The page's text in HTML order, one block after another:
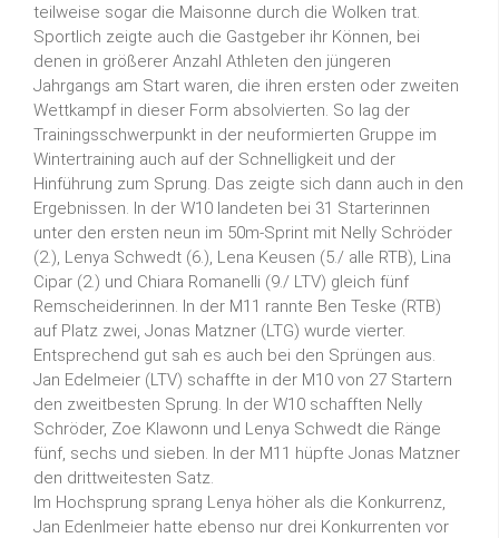
teilweise sogar die Maisonne durch die Wolken trat.
Sportlich zeigte auch die Gastgeber ihr Können, bei
denen in größerer Anzahl Athleten den jüngeren
Jahrgangs am Start waren, die ihren ersten oder zweiten
Wettkampf in dieser Form absolvierten. So lag der
Trainingsschwerpunkt in der neuformierten Gruppe im
Wintertraining auch auf der Schnelligkeit und der
Hinführung zum Sprung. Das zeigte sich dann auch in den
Ergebnissen. In der W10 landeten bei 31 Starterinnen
unter den ersten neun im 50m-Sprint mit Nelly Schröder
(2.), Lenya Schwedt (6.), Lena Keusen (5./ alle RTB), Lina
Cipar (2.) und Chiara Romanelli (9./ LTV) gleich fünf
Remscheiderinnen. In der M11 rannte Ben Teske (RTB)
auf Platz zwei, Jonas Matzner (LTG) wurde vierter.
Entsprechend gut sah es auch bei den Sprüngen aus.
Jan Edelmeier (LTV) schaffte in der M10 von 27 Startern
den zweitbesten Sprung. In der W10 schafften Nelly
Schröder, Zoe Klawonn und Lenya Schwedt die Ränge
fünf, sechs und sieben. In der M11 hüpfte Jonas Matzner
den drittweitesten Satz.
Im Hochsprung sprang Lenya höher als die Konkurrenz,
Jan Edenlmeier hatte ebenso nur drei Konkurrenten vor